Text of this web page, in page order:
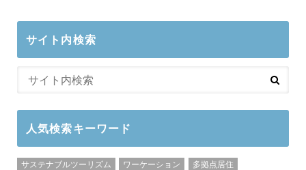
サイト内検索
人気検索キーワード
サステナブルツーリズム ワーケーション
多拠点居住